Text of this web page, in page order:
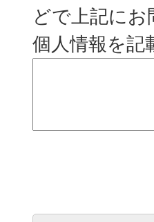
どで上記に
個人情報を記